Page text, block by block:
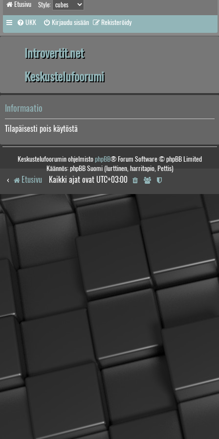
Etusivu Style:
UKK Kirjaudu sisään Rekisteröidy
Introvertit.net
Keskustelufoorumi
Informaatio
Tilapäisesti pois käytöstä
Keskustelufoorumin ohjelmistophpBB® Forum Software © phpBB Limited
Käännös: phpBB Suomi (lurttinen, harritapio, Pettis)
Etusivu Kaikki ajat ovat UTC+03:00